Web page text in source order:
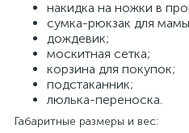
накидка на ножки в
сумка-рюкзак для
дождевик;
москитная сетка;
корзина для покупок;
подстаканник;
люлька-переноска.
Габаритные размеры и вес: